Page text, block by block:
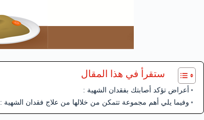
ستقرأ في هذا المقال
أعراض تؤكد أصابتك بفقدان الشهية :
وفيما يلي أهم مجموعة تتمكن من خلالها من علاج فقدان الشهية :